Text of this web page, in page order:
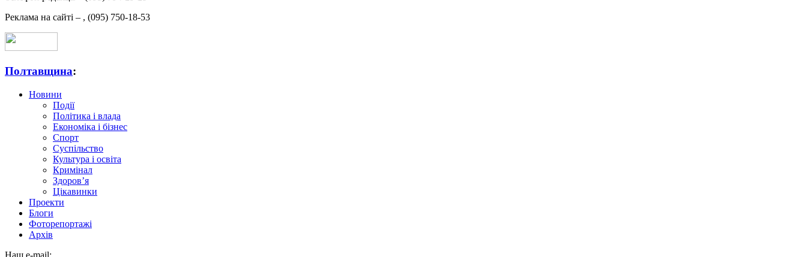
Реклама на сайті – , (095) 750-18-53
Полтавщина:
Новини
Події
Політика і влада
Економіка і бізнес
Спорт
Суспільство
Культура і освіта
Кримінал
Здоров’я
Цікавинки
Проекти
Блоги
Фоторепортажі
Архів
Наш e-mail: